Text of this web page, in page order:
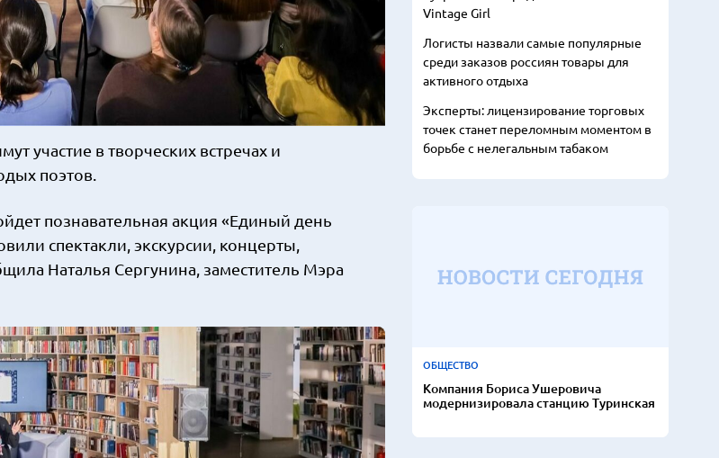
участие в творческих встречах и
поэтов.
познавательная акция «Единый день
спектакли, экскурсии, концерты,
Наталья Сергунина, заместитель Мэра
Vintage Girl
Логисты назвали самые популярные
среди заказов россиян товары для
активного отдыха
Эксперты: лицензирование торговых
точек станет переломным моментом в
борьбе с нелегальным табаком
ОБЩЕСТВО
Компания Бориса Ушеровича
модернизировала станцию Туринская